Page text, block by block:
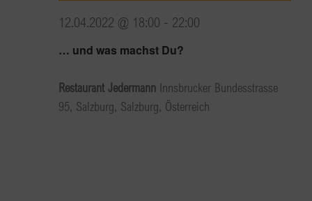
… und was machst Du?
12.04.2022 @ 18:00 - 22:00
Restaurant Jedermann Innsbrucker Bundesstrasse
95, Salzburg, Salzburg, Österreich